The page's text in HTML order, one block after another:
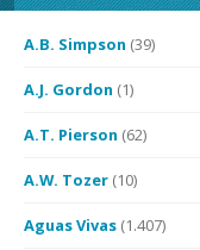
A.B. Simpson (39)
A.J. Gordon (1)
A.T. Pierson (62)
A.W. Tozer (10)
Aguas Vivas (1.407)